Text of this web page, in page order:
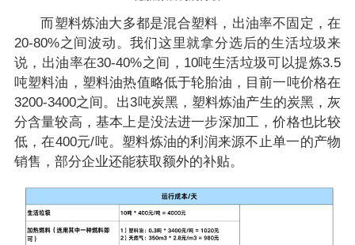
而塑料炼油大多都是混合塑料，出油率不固定，在
20-80%之间波动。我们这里就拿分选后的生活垃圾来
说，出油率在30-40%之间，10吨生活垃圾可以提炼3.5
吨塑料油，塑料油热值略低于轮胎油，目前一吨价格在
3200-3400之间。出3吨炭黑，塑料炼油产生的炭黑，灰
分含量较高，基本上是没法进一步深加工，价格也比较
低，在400元/吨。塑料炼油的利润来源不止单一的产物
销售，部分企业还能获取额外的补贴。